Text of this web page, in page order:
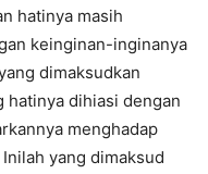
hatinya masih
keinginan-inginanya
dimaksudkan
hatinya dihiasi dengan
menghadap
Inilah yang dimaksud